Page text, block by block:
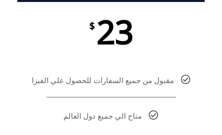
23
$
مقبول من جميع السفارات للحصول علي الفيزا
متاح الي جميع دول العالم